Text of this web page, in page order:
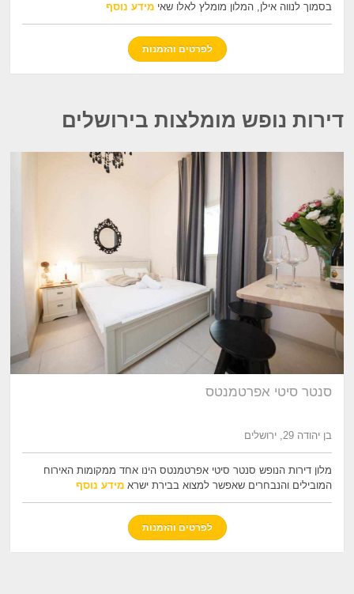
בסמוך לנווה אילן, המלון מומלץ לאלו שאימידע נוסף
לפרטים והזמנות
דירות נופש מומלצות בירושלים
סנטר סיטי אפרטמנטס
בן יהודה 29, ירושלים
מלון דירות הנופש סנטר סיטי אפרטמנטס הינו אחד ממקומות האירוח
המובילים והנבחרים שאפשר למצוא בבירת ישראמידע נוסף
לפרטים והזמנות